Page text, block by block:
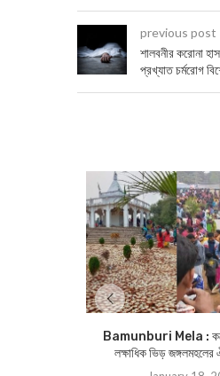
previous post
শালবনীর করোনা
প্রখ্যাত চর্মরোগ
Bamunburi Mela :
লক্ষাধিক ভিড় জঙ্গলমহলের